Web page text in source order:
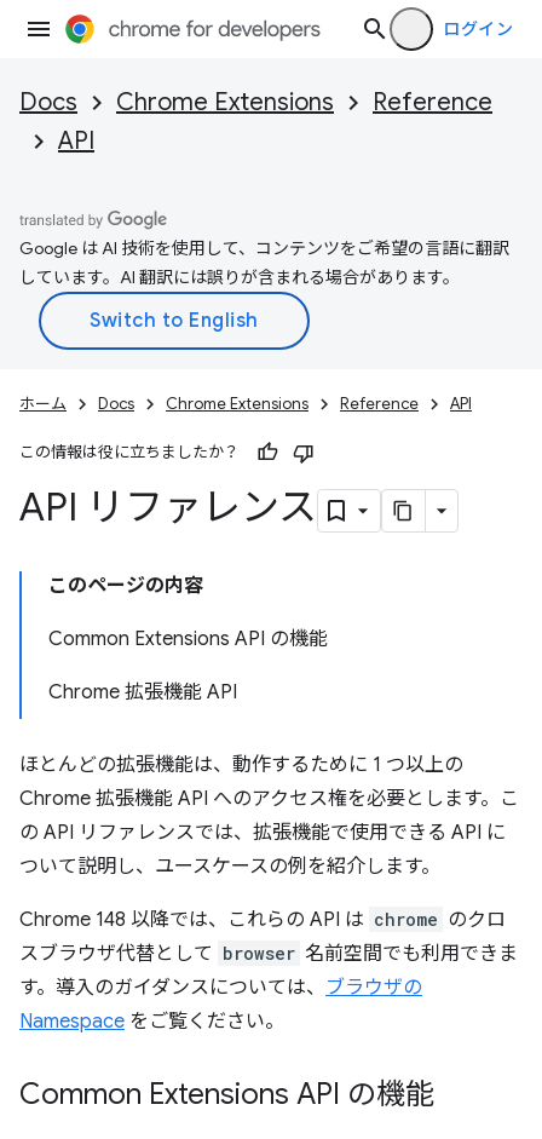
ログイン
Docs Chrome Extensions
Reference
API
Google は AI 技術を使用して、コンテンツをご希望の言語に翻訳
しています。AI 翻訳には誤りが含まれる場合があります。
ホーム Docs Chrome Extensions Reference API
この情報は役に立ちましたか？
API リファレンス
このページの内容
Common Extensions API の機能
Chrome 拡張機能 API
ほとんどの拡張機能は、動作するために 1 つ以上の
Chrome 拡張機能 API へのアクセス権を必要とします。こ
の API リファレンスでは、拡張機能で使用できる API に
ついて説明し、ユースケースの例を紹介します。
Chrome 148 以降では、これらの API は chrome のクロ
スブラウザ代替として browser 名前空間でも利用できま
す。導入のガイダンスについては、 ブラウザの
Namespace をご覧ください。
Common Extensions API の機能